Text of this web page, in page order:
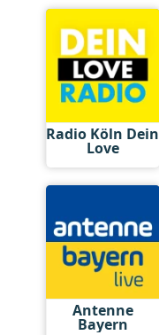
Radio Köln Dein
Love
Antenne
Bayern